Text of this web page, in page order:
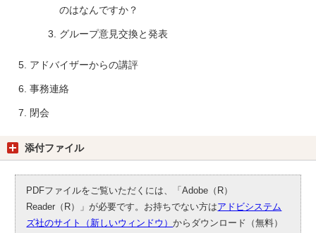
のはなんですか？
グループ意見交換と発表
アドバイザーからの講評
事務連絡
閉会
添付ファイル
PDFファイルをご覧いただくには、「Adobe（R）
Reader（R）」が必要です。お持ちでない方はアドビシステム
ズ社のサイト（新しいウィンドウ）からダウンロード（無料）